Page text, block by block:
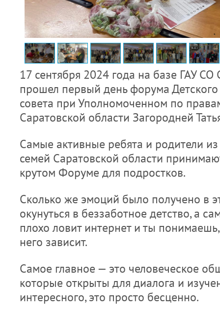
17 сентября 2024 года на базе ГАУ
прошел первый день форума
совета при Уполномоченном по
Саратовской области Загородней
Самые активные ребята и родители
семей Саратовской области
крутом Форуме для подростков.
Сколько же эмоций было получено в
окунуться в беззаботное детство, а
плохо ловит интернет и ты
него зависит.
Самое главное — это человеческое
которые открыты для диалога и
интересного, это просто бесценно.